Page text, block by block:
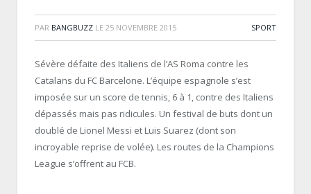
PAR BANGBUZZ LE 25 NOVEMBRE 2015 SPORT
Sévère défaite des Italiens de l’AS Roma contre les
Catalans du FC Barcelone. L’équipe espagnole s’est
imposée sur un score de tennis, 6 à 1, contre des Italiens
dépassés mais pas ridicules. Un festival de buts dont un
doublé de Lionel Messi et Luis Suarez (dont son
incroyable reprise de volée). Les routes de la Champions
League s’offrent au FCB.